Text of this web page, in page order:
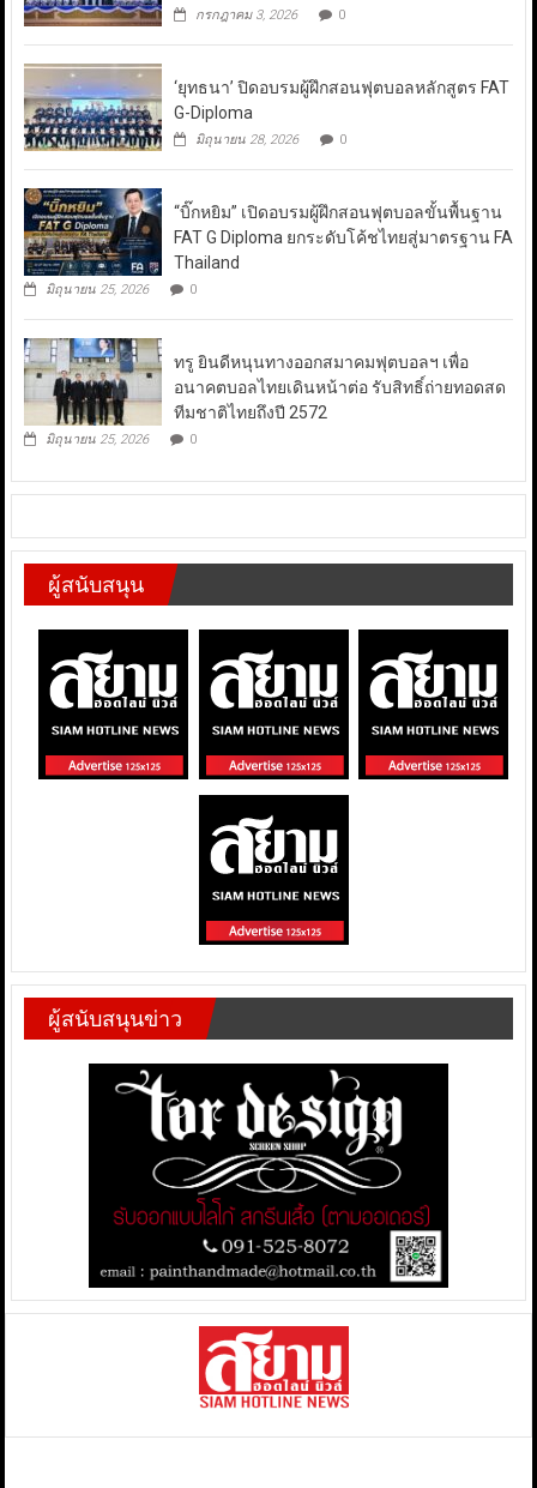
กรกฎาคม 3, 2026 0
‘ยุทธนา’ ปิดอบรมผู้ฝึกสอนฟุตบอลหลักสูตร FAT
G-Diploma
มิถุนายน 28, 2026 0
“บิ๊กหยิม” เปิดอบรมผู้ฝึกสอนฟุตบอลขั้นพื้นฐาน
FAT G Diploma ยกระดับโค้ชไทยสู่มาตรฐาน FA
Thailand
มิถุนายน 25, 2026 0
ทรู ยินดีหนุนทางออกสมาคมฟุตบอลฯ เพื่อ
อนาคตบอลไทยเดินหน้าต่อ รับสิทธิ์ถ่ายทอดสด
ทีมชาติไทยถึงปี 2572
มิถุนายน 25, 2026 0
ผู้สนับสนุน
ผู้สนับสนุนข่าว